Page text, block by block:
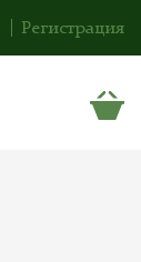
Регистрация